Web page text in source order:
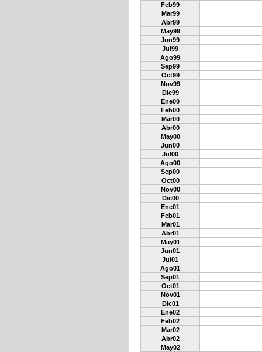
Feb99
Mar99
Abr99
May99
Jun99
Jul99
Ago99
Sep99
Oct99
Nov99
Dic99
Ene00
Feb00
Mar00
Abr00
May00
Jun00
Jul00
Ago00
Sep00
Oct00
Nov00
Dic00
Ene01
Feb01
Mar01
Abr01
May01
Jun01
Jul01
Ago01
Sep01
Oct01
Nov01
Dic01
Ene02
Feb02
Mar02
Abr02
May02